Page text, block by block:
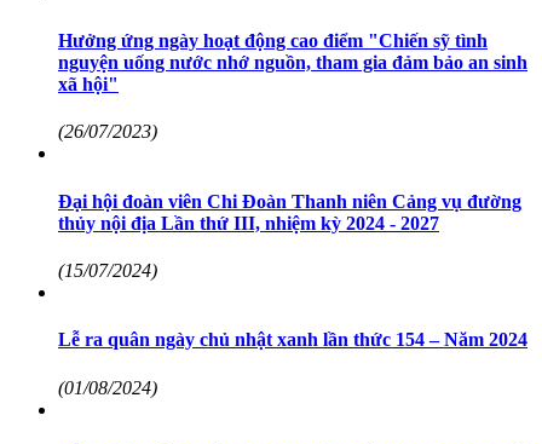
Hưởng ứng ngày hoạt động cao điểm "Chiến sỹ tình
nguyện uống nước nhớ nguồn, tham gia đảm bảo an sinh
xã hội"
(26/07/2023)
Đại hội đoàn viên Chi Đoàn Thanh niên Cảng vụ đường
thủy nội địa Lần thứ III, nhiệm kỳ 2024 - 2027
(15/07/2024)
Lễ ra quân ngày chủ nhật xanh lần thức 154 – Năm 2024
(01/08/2024)